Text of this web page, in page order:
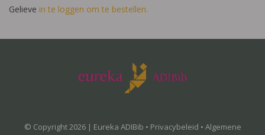
Gelieve in te loggen om te bestellen.
© Copyright 2026 | Eureka ADIBib • Privacybeleid • Algemene